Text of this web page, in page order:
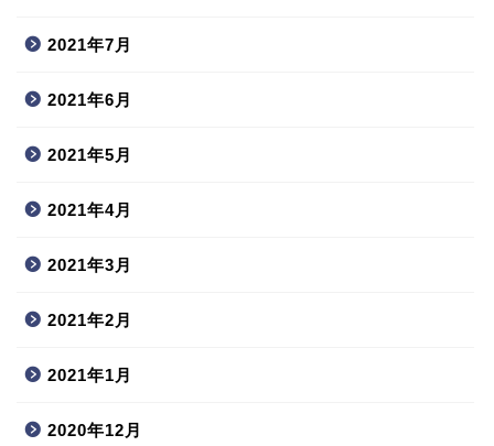
2021年7月
2021年6月
2021年5月
2021年4月
2021年3月
2021年2月
2021年1月
2020年12月